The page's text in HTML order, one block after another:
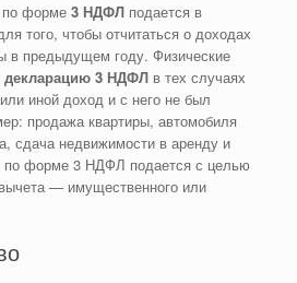
по форме 3 НДФЛ подается в
того, чтобы отчитаться о доходах
в предыдущем году. Физические
декларацию 3 НДФЛ в тех случаях
иной доход и с него не был
продажа квартиры, автомобиля
сдача недвижимости в аренду и
по форме 3 НДФЛ подается с целью
— имущественного или